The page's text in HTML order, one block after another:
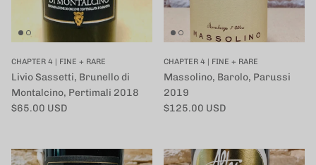
CHAPTER 4 | FINE + RARE
Livio Sassetti, Brunello di
Montalcino, Pertimali 2018
定価
$65.00 USD
CHAPTER 4 | FINE + RARE
Massolino, Barolo, Parussi
2019
定価
$125.00 USD